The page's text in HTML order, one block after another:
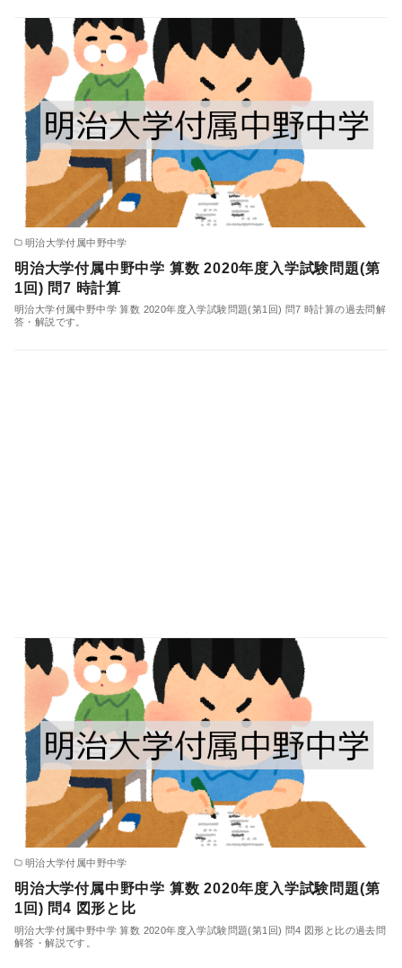
明治大学付属中野中学
明治大学付属中野中学 算数 2020年度入学試験問題(第
1回) 問7 時計算
明治大学付属中野中学 算数 2020年度入学試験問題(第1回) 問7 時計算の過去問解
答・解説です。
明治大学付属中野中学
明治大学付属中野中学 算数 2020年度入学試験問題(第
1回) 問4 図形と比
明治大学付属中野中学 算数 2020年度入学試験問題(第1回) 問4 図形と比の過去問
解答・解説です。